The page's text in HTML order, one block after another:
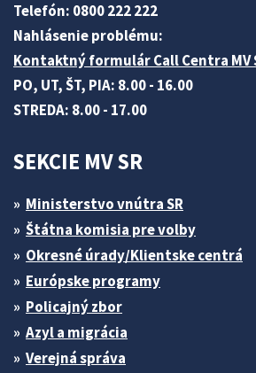
Telefón: 0800 222 222
Nahlásenie problému:
Kontaktný formulár Call Centra MV
PO, UT, ŠT, PIA: 8.00 - 16.00
STREDA: 8.00 - 17.00
SEKCIE MV SR
Ministerstvo vnútra SR
Štátna komisia pre volby
Okresné úrady/Klientske centrá
Európske programy
Policajný zbor
Azyl a migrácia
Verejná správa